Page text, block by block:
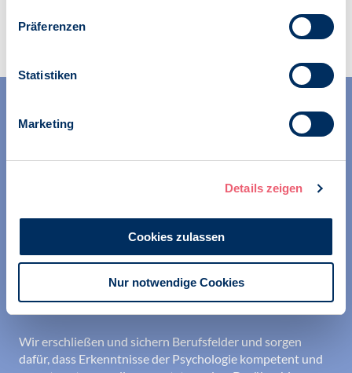
Präferenzen
Statistiken
Marketing
Details zeigen
Cookies zulassen
Nur notwendige Cookies
ihrer Berufsausübung und bei der Festigung ihrer
professionellen Identität. Dies erreichen wir unter
anderem durch Orientierung beim Aufbau der beruflichen
aktueller Informationen aus Wissenschaft und Praxis für
den Berufsalltag.
Wir erschließen und sichern Berufsfelder und sorgen
dafür, dass Erkenntnisse der Psychologie kompetent und